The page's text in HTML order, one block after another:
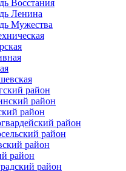
Восстания
Ленина
Мужества
район
район
район
район
район
район
район
район